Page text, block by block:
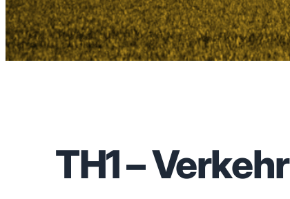
TH1 – Verkehr